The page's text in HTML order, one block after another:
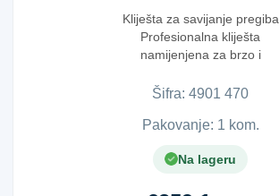
Kliješta za savijanje pregiba
Profesionalna kliješta
namijenjena za brzo i
Šifra: 4​9​0​1​ ​4​7​0​
Pakovanje: 1 kom.
Na lageru